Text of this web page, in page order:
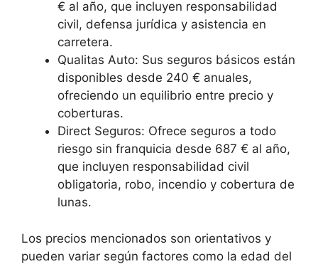
€ al año, que incluyen responsabilidad
civil, defensa jurídica y asistencia en
carretera.
Qualitas Auto: Sus seguros básicos están
disponibles desde 240 € anuales,
ofreciendo un equilibrio entre precio y
coberturas.
Direct Seguros: Ofrece seguros a todo
riesgo sin franquicia desde 687 € al año,
que incluyen responsabilidad civil
obligatoria, robo, incendio y cobertura de
lunas.
Los precios mencionados son orientativos y
pueden variar según factores como la edad del